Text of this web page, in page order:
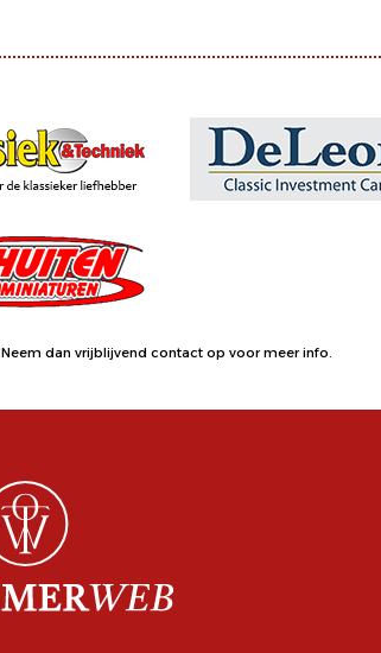
Neem dan vrijblijvend contact op voor meer info.